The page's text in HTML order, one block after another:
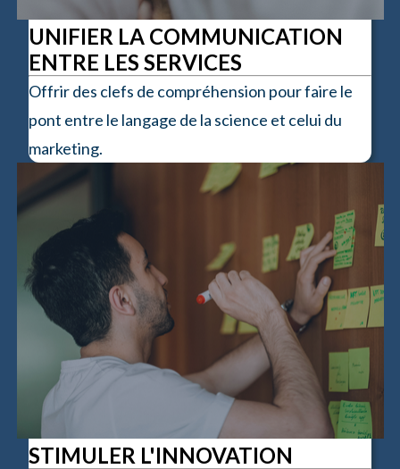
UNIFIER LA COMMUNICATION
ENTRE LES SERVICES
Offrir des clefs de compréhension pour faire le
pont entre le langage de la science et celui du
marketing.
STIMULER L'INNOVATION